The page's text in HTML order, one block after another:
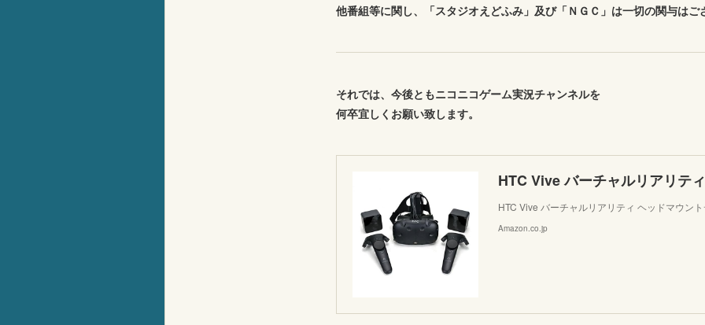
他番組等に関し、「スタジオえどふみ」及び「ＮＧＣ」は一切の関与はご
それでは、今後ともニコニコゲーム実況チャンネルを
何卒宜しくお願い致します。
HTC Vive バーチャルリアリティ ヘッドマウン
Amazon.co.jp